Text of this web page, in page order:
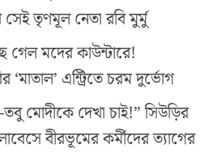
সেই তৃণমূল নেতা রবি মুর্মু
গেল মদের কাউন্টারে!
এন্ট্রিতে চরম দুর্ভোগ
তবু মোদীকে দেখা চাই!” সিউড়ির
বীরভূমের কর্মীদের ত্যাগের